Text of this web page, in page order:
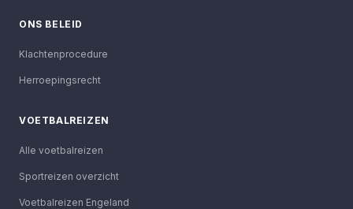
ONS BELEID
Klachtenprocedure
Herroepingsrecht
VOETBALREIZEN
Alle voetbalreizen
Sportreizen overzicht
Voetbalreizen Engeland